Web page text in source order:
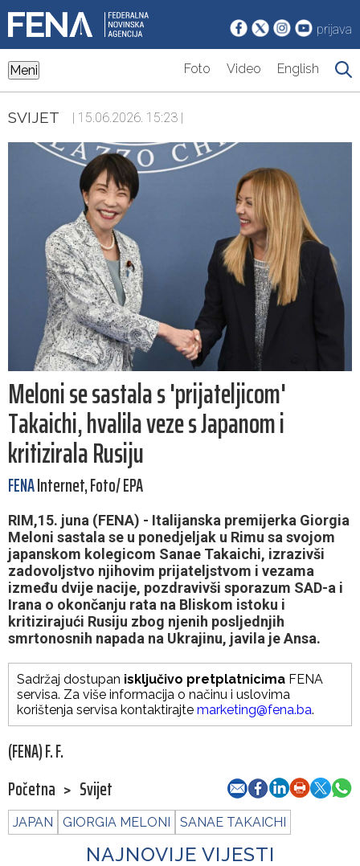
prijava
Meni Foto Video English
SVIJET | 15.06.2026. 15:23 |
Meloni se sastala s 'prijateljicom'
Takaichi, hvalila veze s Japanom i
kritizirala Rusiju
FENAInternet, Foto/ EPA
RIM,15. juna (FENA) - Italijanska premijerka Giorgia
Meloni sastala se u ponedjeljak u Rimu sa svojom
japanskom kolegicom Sanae Takaichi, izrazivši
zadovoljstvo njihovim prijateljstvom i vezama
između dvije nacije, pozdravivši sporazum SAD-a i
Irana o okončanju rata na Bliskom istoku i
kritizirajući Rusiju zbog njenih posljednjih
smrtonosnih napada na Ukrajinu, javila je Ansa.
Sadržaj dostupan isključivo pretplatnicima FENA
servisa. Za više informacija o načinu i uslovima
korištenja servisa kontaktirajte marketing@fena.ba.
(FENA) F. F.
Početna > Svijet
JAPAN GIORGIA MELONI SANAE TAKAICHI
NAJNOVIJE VIJESTI